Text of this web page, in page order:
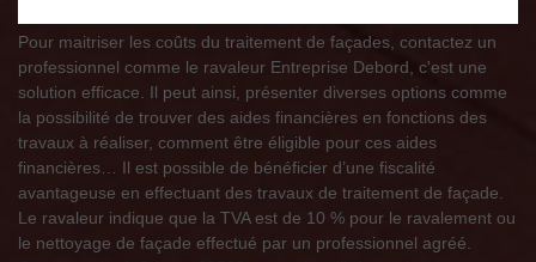
Pour maitriser les coûts du traitement de façades, contactez un
professionnel comme le ravaleur Entreprise Debord, c'est une
solution efficace. Il peut ainsi, présenter diverses options comme
la possibilité de trouver des aides financières en fonctions des
travaux à réaliser, comment être éligible pour ces aides
financières… Il est possible de bénéficier d’une fiscalité
avantageuse en effectuant des travaux de traitement de façade.
Le ravaleur indique que la TVA est de 10 % pour le ravalement ou
le nettoyage de façade effectué par un professionnel agréé.